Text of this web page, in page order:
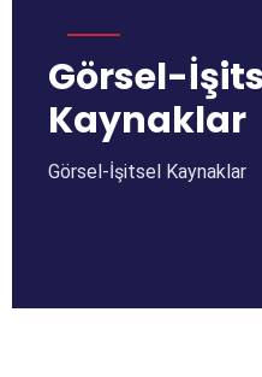
Görsel-
Kaynaklar
Görsel-İşitsel Kaynaklar